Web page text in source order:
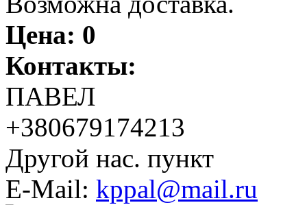
Цена: 0
Контакты:
ПАВЕЛ
+380679174213
Другой нас. пункт
E-Mail: kppal@mail.ru